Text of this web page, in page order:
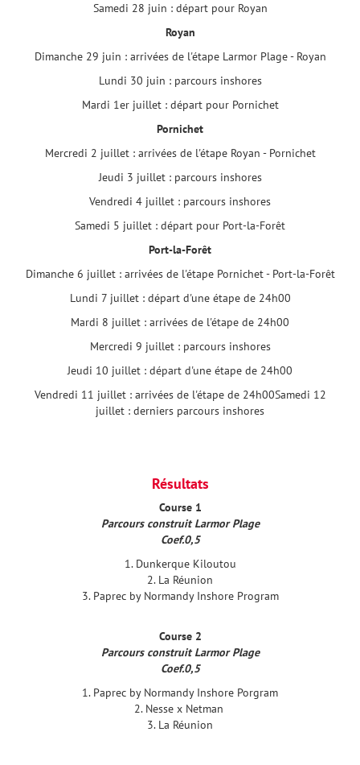
Samedi 28 juin : départ pour Royan
Royan
Dimanche 29 juin : arrivées de l'étape Larmor Plage - Royan
Lundi 30 juin : parcours inshores
Mardi 1er juillet : départ pour Pornichet
Pornichet
Mercredi 2 juillet : arrivées de l'étape Royan - Pornichet
Jeudi 3 juillet : parcours inshores
Vendredi 4 juillet : parcours inshores
Samedi 5 juillet : départ pour Port-la-Forêt
Port-la-Forêt
Dimanche 6 juillet : arrivées de l'étape Pornichet - Port-la-Forêt
Lundi 7 juillet : départ d'une étape de 24h00
Mardi 8 juillet : arrivées de l'étape de 24h00
Mercredi 9 juillet : parcours inshores
Jeudi 10 juillet : départ d'une étape de 24h00
Vendredi 11 juillet : arrivées de l'étape de 24h00Samedi 12
juillet : derniers parcours inshores
Résultats
Course 1
Parcours construit Larmor Plage
Coef.0,5
1. Dunkerque Kiloutou
2. La Réunion
3. Paprec by Normandy Inshore Program
Course 2
Parcours construit Larmor Plage
Coef.0,5
1. Paprec by Normandy Inshore Porgram
2. Nesse x Netman
3. La Réunion